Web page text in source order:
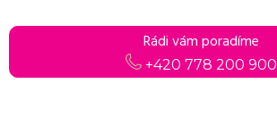
Rádi vám poradíme
+420 778 200 900